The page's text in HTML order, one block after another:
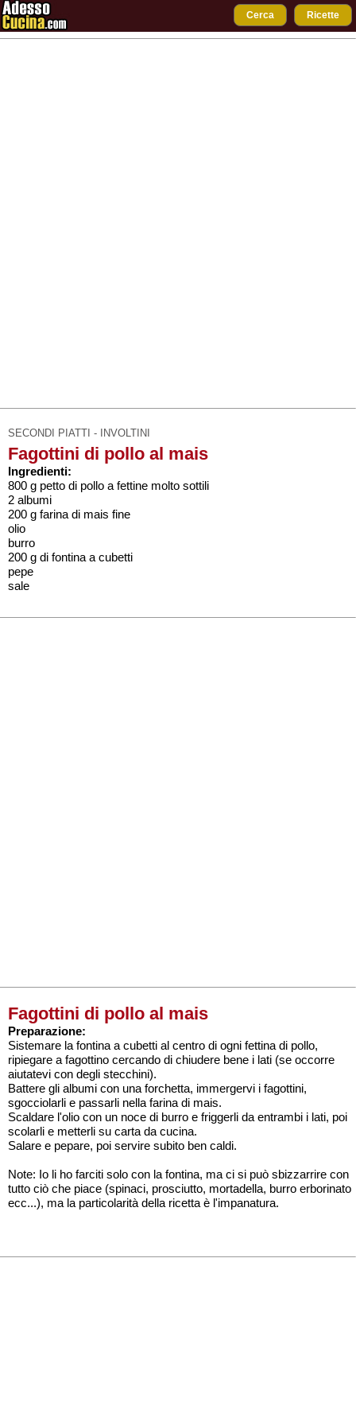
Cerca Ricette
SECONDI PIATTI - INVOLTINI
Fagottini di pollo al mais
Ingredienti:
800 g petto di pollo a fettine molto sottili
2 albumi
200 g farina di mais fine
olio
burro
200 g di fontina a cubetti
pepe
sale
Fagottini di pollo al mais
Preparazione:
Sistemare la fontina a cubetti al centro di ogni fettina di pollo,
ripiegare a fagottino cercando di chiudere bene i lati (se occorre
aiutatevi con degli stecchini).
Battere gli albumi con una forchetta, immergervi i fagottini,
sgocciolarli e passarli nella farina di mais.
Scaldare l'olio con un noce di burro e friggerli da entrambi i lati, poi
scolarli e metterli su carta da cucina.
Salare e pepare, poi servire subito ben caldi.
Note: Io li ho farciti solo con la fontina, ma ci si può sbizzarrire con
tutto ciò che piace (spinaci, prosciutto, mortadella, burro erborinato
ecc...), ma la particolarità della ricetta è l'impanatura.